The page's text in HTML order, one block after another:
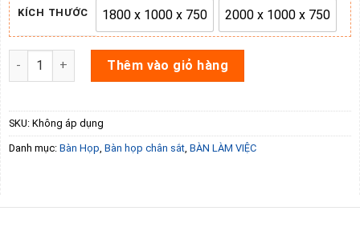
KÍCH THƯỚC 1800 x 1000 x 750
1800 x 1000 x 7502000 x 1000 x 750
2000 x 1000 x
Bàn họp HRH1810C7 số lượngThêm vào giỏ hàng
SKU: Không áp dụng
Danh mục: Bàn Họp, Bàn họp chân sắt, BÀN LÀM VIỆC